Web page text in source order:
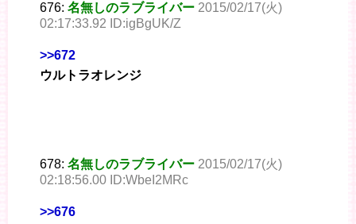
676: 名無しのラブライバー 2015/02/17(火)
02:17:33.92 ID:igBgUK/Z
>>672
ウルトラオレンジ
678: 名無しのラブライバー 2015/02/17(火)
02:18:56.00 ID:WbeI2MRc
>>676